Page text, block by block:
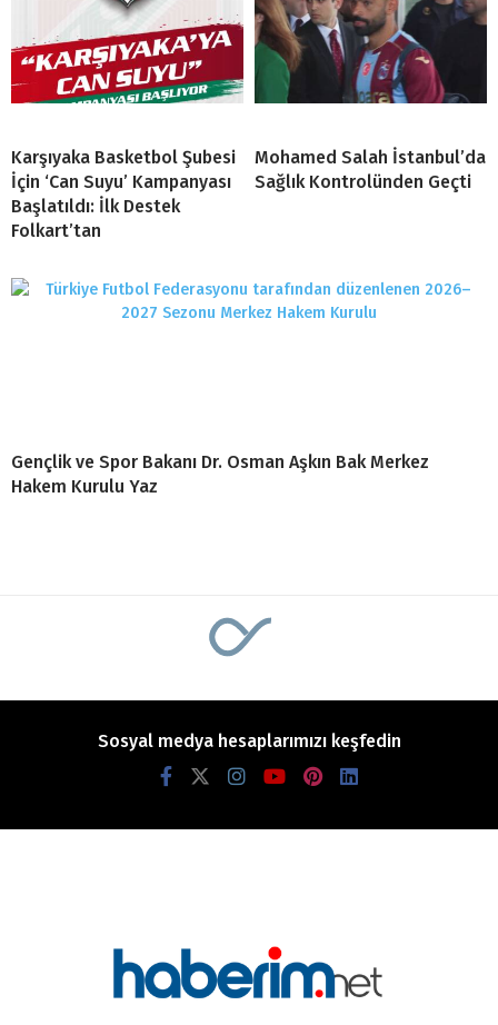
Karşıyaka Basketbol Şubesi
İçin ‘Can Suyu’ Kampanyası
Başlatıldı: İlk Destek
Folkart’tan
Mohamed Salah İstanbul’da
Sağlık Kontrolünden Geçti
Gençlik ve Spor Bakanı Dr. Osman Aşkın Bak Merkez
Hakem Kurulu Yaz
Sosyal medya hesaplarımızı keşfedin